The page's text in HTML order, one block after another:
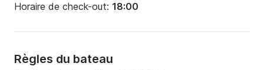
Horaire de check-out: 18:00
Règles du bateau